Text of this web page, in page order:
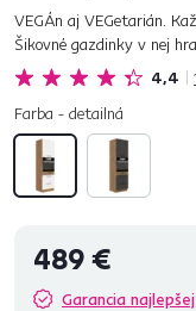
4,4
VEGÁn aj VEGetarián.
Šikovné gazdinky v nej
bude každý prsty
Farba - detailná
489 €
Garancia